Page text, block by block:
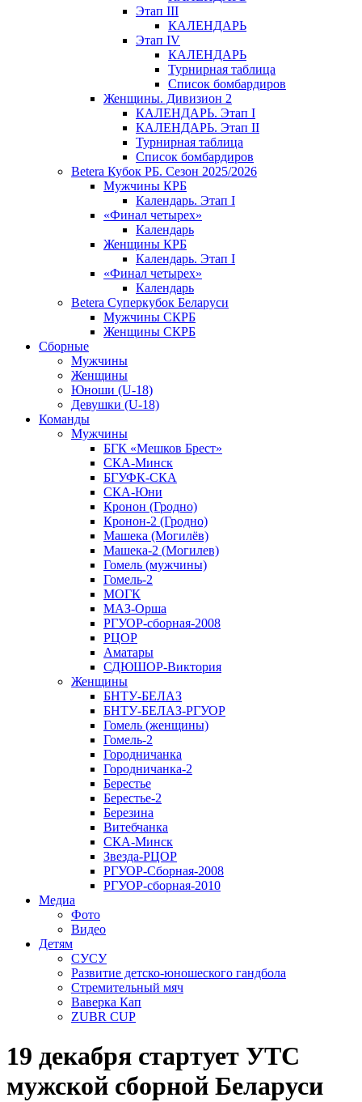
Этап III
КАЛЕНДАРЬ
Этап IV
КАЛЕНДАРЬ
Турнирная таблица
Список бомбардиров
Женщины. Дивизион 2
КАЛЕНДАРЬ. Этап I
КАЛЕНДАРЬ. Этап II
Турнирная таблица
Список бомбардиров
Betera Кубок РБ. Сезон 2025/2026
Мужчины КРБ
Календарь. Этап I
«Финал четырех»
Календарь
Женщины КРБ
Календарь. Этап I
«Финал четырех»
Календарь
Betera Суперкубок Беларуси
Мужчины СКРБ
Женщины СКРБ
Сборные
Мужчины
Женщины
Юноши (U-18)
Девушки (U-18)
Команды
Мужчины
БГК «Мешков Брест»
СКА-Минск
БГУФК-СКА
СКА-Юни
Кронон (Гродно)
Кронон-2 (Гродно)
Машека (Могилёв)
Машека-2 (Могилев)
Гомель (мужчины)
Гомель-2
МОГК
МАЗ-Орша
РГУОР-сборная-2008
РЦОР
Аматары
СДЮШОР-Виктория
Женщины
БНТУ-БЕЛАЗ
БНТУ-БЕЛАЗ-РГУОР
Гомель (женщины)
Гомель-2
Городничанка
Городничанка-2
Берестье
Берестье-2
Березина
Витебчанка
СКА-Минск
Звезда-РЦОР
РГУОР-Сборная-2008
РГУОР-сборная-2010
Медиа
Фото
Видео
Детям
СУСУ
Развитие детско-юношеского гандбола
Стремительный мяч
Ваверка Кап
ZUBR CUP
19 декабря стартует УТС
мужской сборной Беларуси